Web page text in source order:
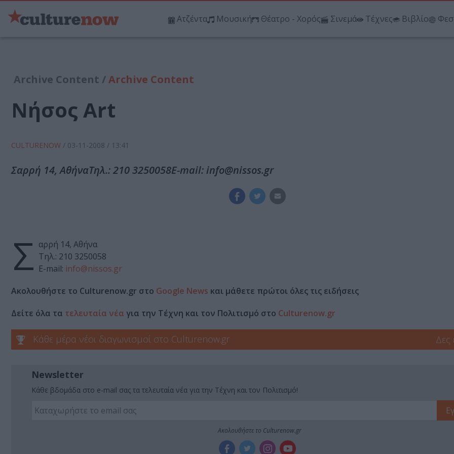
Ατζέντα Μουσική Θέατρο - Χορός Σινεμά Τέχνες Βιβλίο
Archive Content /Archive Content
Νήσος Art
CULTURENOW / 03-11-2008 / 13:41
Σαρρή 14, ΑθήναΤηλ.: 210 3250058E-mail: info@nissos.gr
Σ αρρή 14, Αθήνα
Τηλ.: 210 3250058
E-mail: info@nissos.gr
Ακολουθήστε το Culturenow.gr στο Google News και μάθετε πρώτοι όλες τις ειδήσεις
Δείτε όλα τα τελευταία νέα για την Τέχνη και τον Πολιτισμό στο Culturenow.gr
Κάθε μέρα νέοι διαγωνισμοί στο Culturenow.gr Δες
Newsletter
Κάθε βδομάδα στο e-mail σας τα τελευταία νέα για την Τέχνη και τον Πολιτισμό!
Ακολουθήστε το Culturenow.gr